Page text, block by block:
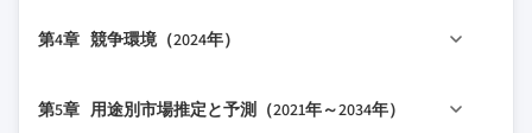
1.3.1 基準年の計算
1.4 予測モデル
3.2 産業への影響要因
3.2.1.1 高齢化の進行と生活習慣関連疾患
第4章 競争環境（2024年）
4.2 企業マトリックス分析
第5章 用途別市場推定と予測（2021年～2034年）